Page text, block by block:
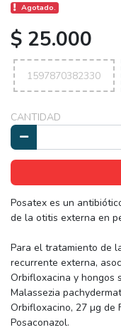
Agotado.
$ 25.000
1597870382330
CANTIDAD
Posatex es un
de la otitis externa en
Para el tratamiento de
recurrente externa,
Orbifloxacina y hongos
Malassezia
Orbifloxacino, 27 µg de
Posaconazol.